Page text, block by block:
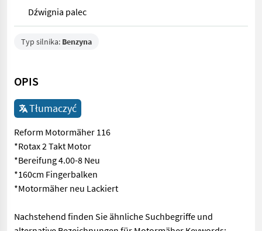
Dźwignia palec
Typ silnika: Benzyna
OPIS
Tłumaczyć
Reform Motormäher 116
*Rotax 2 Takt Motor
*Bereifung 4.00-8 Neu
*160cm Fingerbalken
*Motormäher neu Lackiert
Nachstehend finden Sie ähnliche Suchbegriffe und